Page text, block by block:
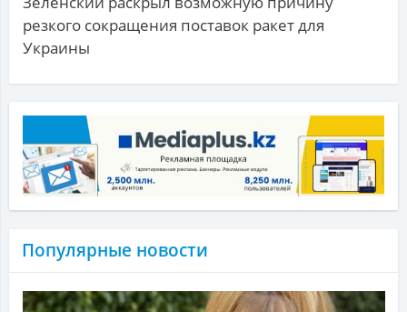
резкого сокращения поставок ракет для
Украины
Популярные новости